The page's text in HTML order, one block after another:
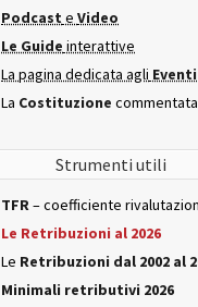
Podcast e Video
Le Guide interattive
La pagina dedicata agli Eventi
La Costituzione commentata
Strumenti utili
TFR– coefficiente
Le Retribuzioni al 2026
Le Retribuzioni dal 2002 al
Minimali retributivi 2026